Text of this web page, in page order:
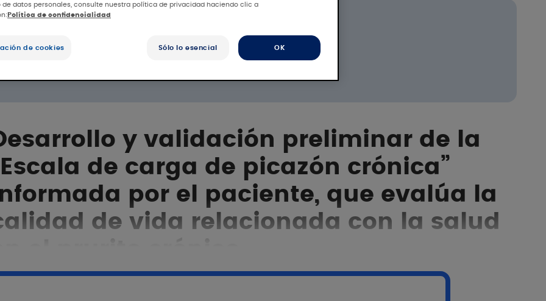
publicación
y validación preliminar de la
de carga de picazón crónica”
por el paciente, que evalúa la
de vida relacionada con la salud
datos personales, consulte nuestra política de privacidad haciendo clic a
Política de confidencialidad
de cookies Sólo lo esencial OK